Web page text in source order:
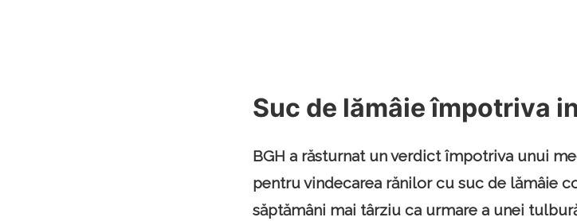
Suc de lămâie împotriva
BGH a răsturnat un verdict împotriva unui
pentru vindecarea rănilor cu suc de lămâie
săptămâni mai târziu ca urmare a unei